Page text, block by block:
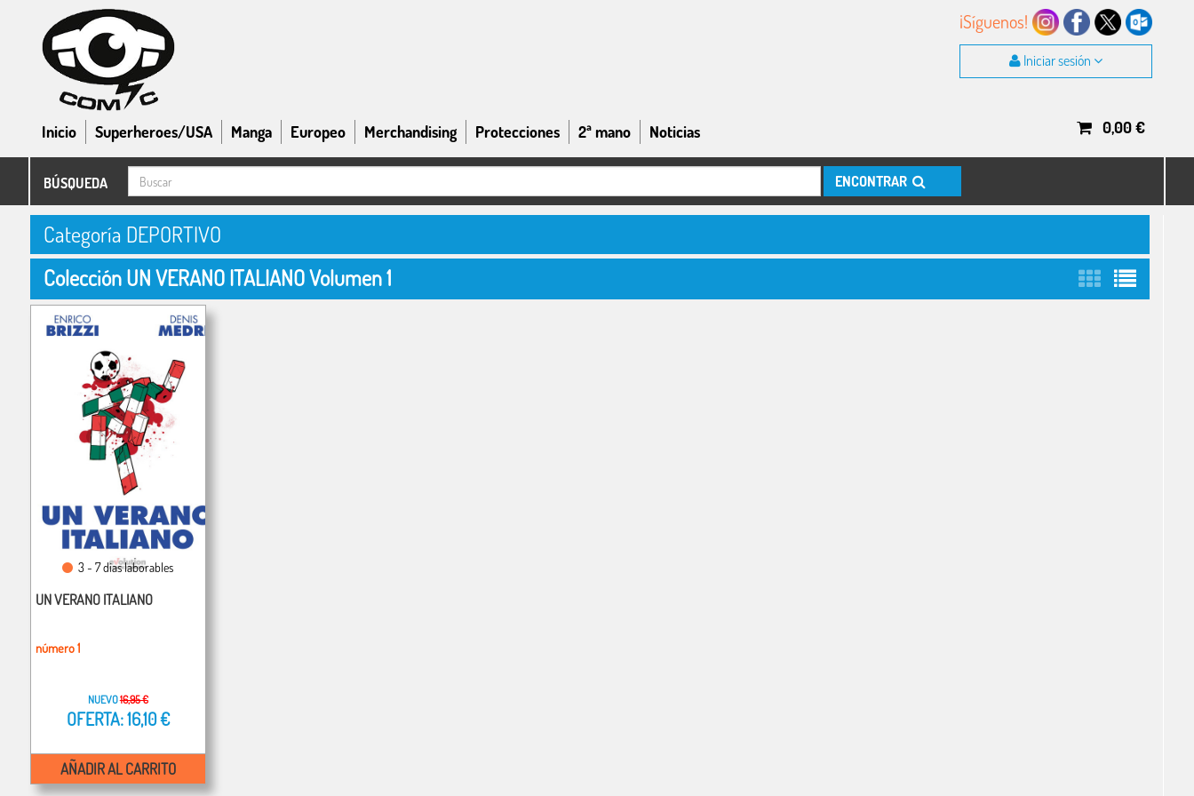
¡Síguenos!
Iniciar sesión
Inicio Superheroes/USA Manga Europeo Merchandising Protecciones 2ª mano Noticias 0,00€
BÚSQUEDA ENCONTRAR
Categoría DEPORTIVO
Colección UN VERANO ITALIANO Volumen 1
3 - 7 días laborables
UN VERANO ITALIANO
número 1
NUEVO16,95 €
OFERTA: 16,10 €
AÑADIR AL CARRITO